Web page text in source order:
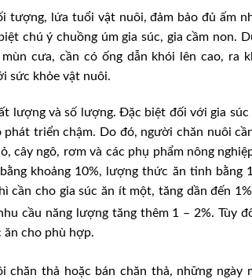
tượng, lứa tuổi vật nuôi, đảm bảo đủ ấm
chú ý chuồng úm gia súc, gia cầm non.
cưa, cần có ống dẫn khói lên cao, ra
sức khỏe vật nuôi.
lượng và số lượng. Đặc biệt đối với gia
phát triển chậm. Do đó, người chăn nuôi
cây ngô, rơm và các phụ phẩm nông
khoảng 10%, lượng thức ăn tinh bằng
cần cho gia súc ăn ít một, tăng dần đến
cầu năng lượng tăng thêm 1 – 2%. Tùy
cho phù hợp.
chăn thả hoặc bán chăn thả, những